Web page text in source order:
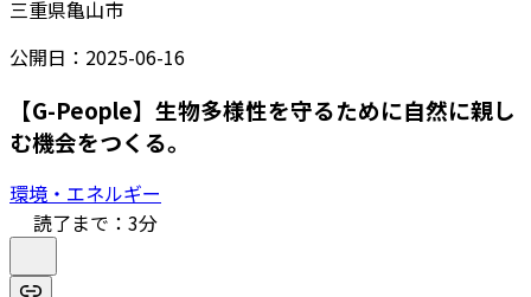
三重県亀山市
公開日： 2025-06-16
【G-People】生物多様性を守るために自然に親し
む機会をつくる。
環境・エネルギー
読了まで： 3分